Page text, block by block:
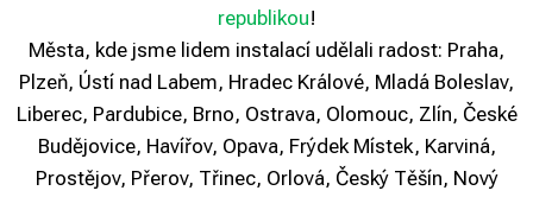
republikou!
Města, kde jsme lidem instalací udělali radost: Praha,
Plzeň, Ústí nad Labem, Hradec Králové, Mladá Boleslav,
Liberec, Pardubice, Brno, Ostrava, Olomouc, Zlín, České
Budějovice, Havířov, Opava, Frýdek Místek, Karviná,
Prostějov, Přerov, Třinec, Orlová, Český Těšín, Nový